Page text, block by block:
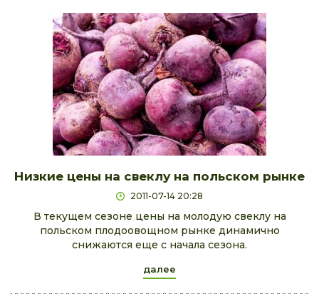
Низкие цены на свеклу на польском рынке
2011-07-14 20:28
В текущем сезоне цены на молодую свеклу на
польском плодоовощном рынке динамично
снижаются еще с начала сезона.
далее